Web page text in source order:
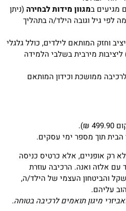
מגיעים במגוון מידות לבחירה (ניתן
לפי גיל וגובה הילד/ה בתהליך
וחזק המותאם לילדים, כולל גלגלי
מירבית בשלבי הלמידה
ממושכת וכידון המותאם
תוך מספר ימי עסקים.
רק אופניים, אלא כרטיס כניסה
עם אלזה ואנה. הרכיבה עוזרת
והביטחון העצמי של הילד/ה,
עליהם.
מיגון תואמים לרכיבה בטוחה.